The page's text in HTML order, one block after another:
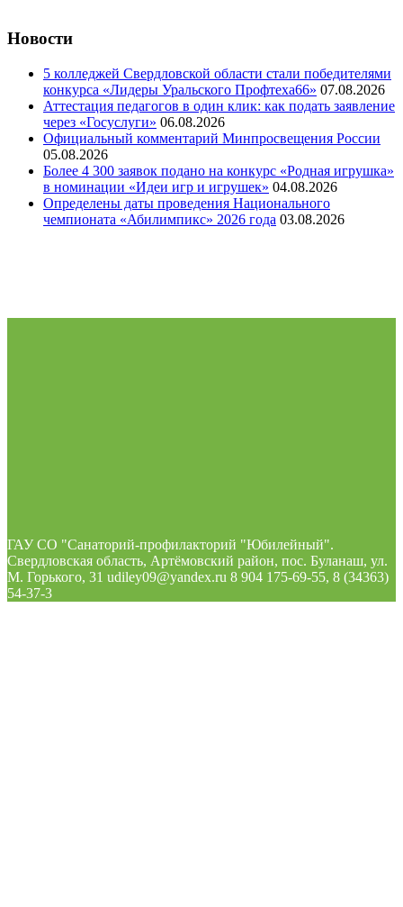
Новости
5 колледжей Свердловской области стали победителями
конкурса «Лидеры Уральского Профтеха66» 07.08.2026
Аттестация педагогов в один клик: как подать заявление
через «Госуслуги» 06.08.2026
Официальный комментарий Минпросвещения России
05.08.2026
Более 4 300 заявок подано на конкурс «Родная игрушка»
в номинации «Идеи игр и игрушек» 04.08.2026
Определены даты проведения Национального
чемпионата «Абилимпикс» 2026 года 03.08.2026
ГАУ СО "Санаторий-профилакторий "Юбилейный".
Свердловская область, Артёмовский район, пос. Буланаш, ул.
М. Горького, 31 udiley09@yandex.ru 8 904 175-69-55, 8 (34363)
54-37-3